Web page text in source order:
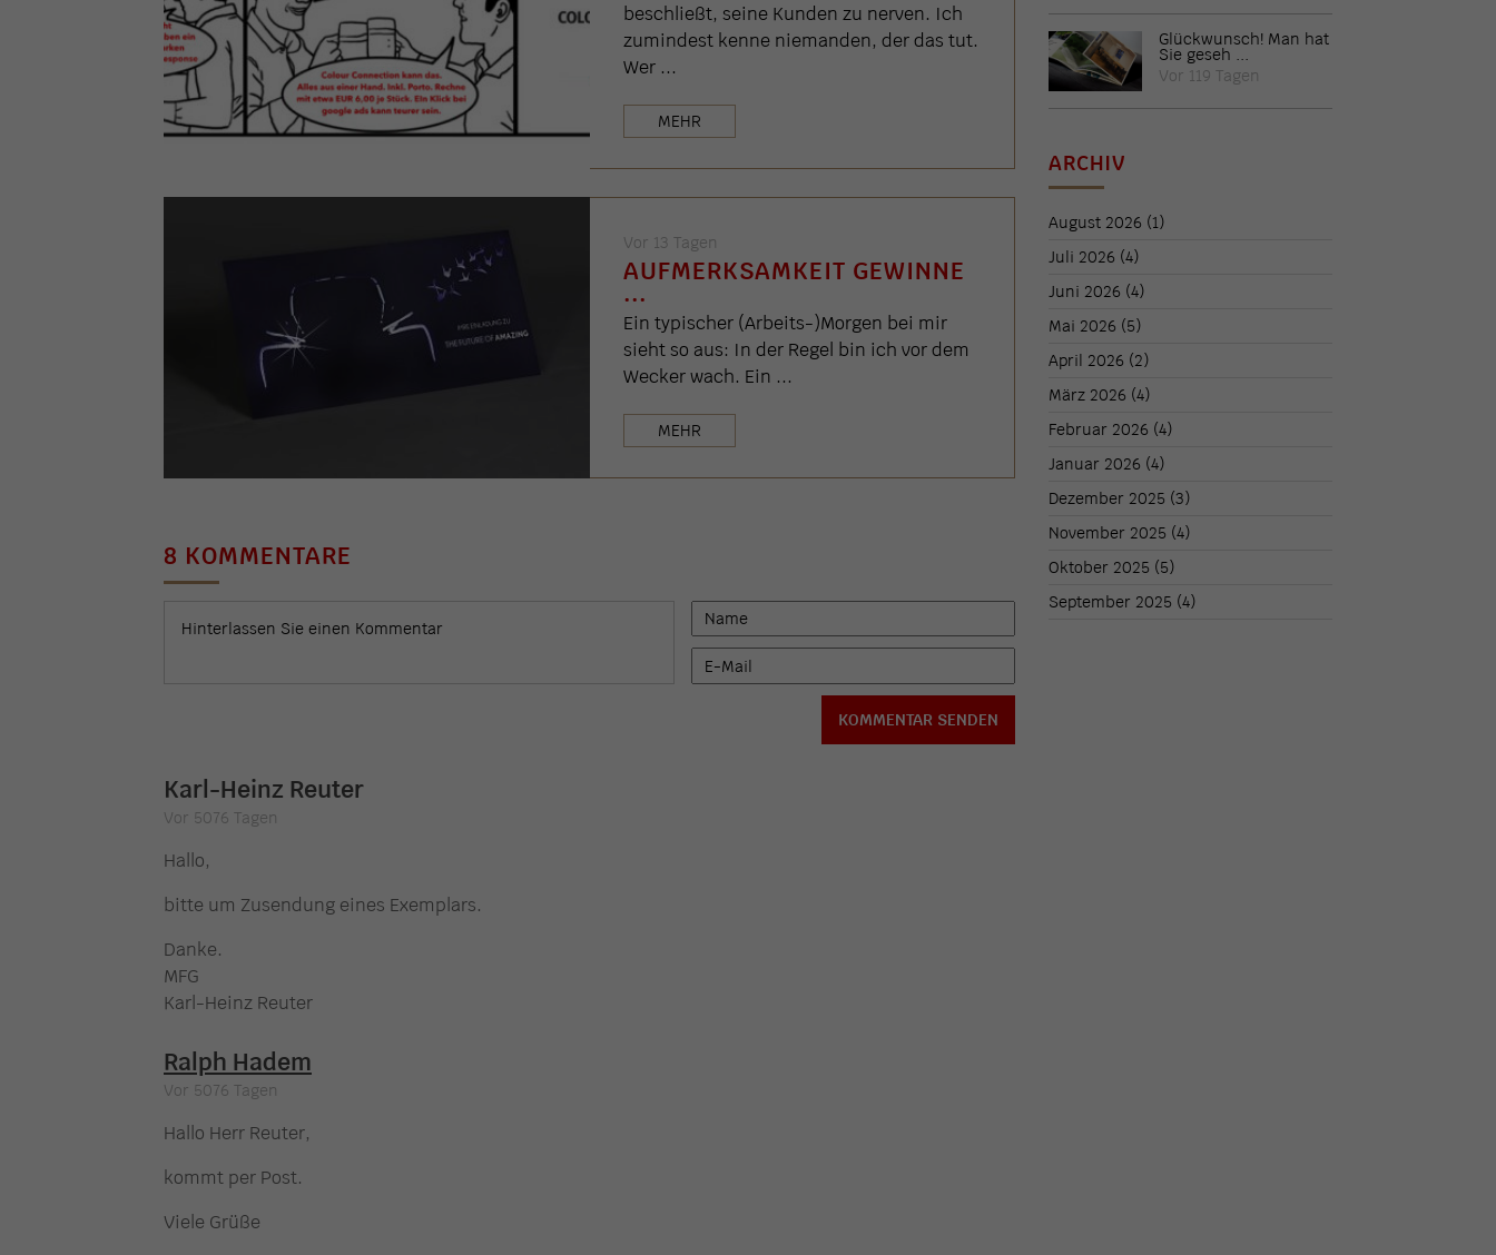
beschließt, seine Kunden zu nerven. Ich
zumindest kenne niemanden, der das tut.
Wer ...
MEHR
Vor 13 Tagen
AUFMERKSAMKEIT GEWINNE
...
Ein typischer (Arbeits-)Morgen bei mir
sieht so aus: In der Regel bin ich vor dem
Wecker wach. Ein ...
MEHR
8 KOMMENTARE
Karl-Heinz Reuter
Vor 5076 Tagen
Hallo,
bitte um Zusendung eines Exemplars.
Danke.
MFG
Karl-Heinz Reuter
Ralph Hadem
Vor 5076 Tagen
Hallo Herr Reuter,
kommt per Post.
Viele Grüße
Glückwunsch! Man hat
Sie geseh ...
Vor 119 Tagen
ARCHIV
August 2026 (1)
Juli 2026 (4)
Juni 2026 (4)
Mai 2026 (5)
April 2026 (2)
März 2026 (4)
Februar 2026 (4)
Januar 2026 (4)
Dezember 2025 (3)
November 2025 (4)
Oktober 2025 (5)
September 2025 (4)